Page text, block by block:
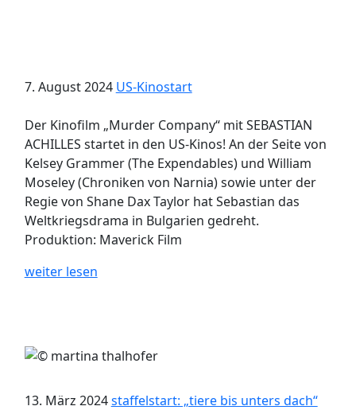
7. August 2024 US-Kinostart
Der Kinofilm „Murder Company“ mit SEBASTIAN
ACHILLES startet in den US-Kinos! An der Seite von
Kelsey Grammer (The Expendables) und William
Moseley (Chroniken von Narnia) sowie unter der
Regie von Shane Dax Taylor hat Sebastian das
Weltkriegsdrama in Bulgarien gedreht.
Produktion: Maverick Film
weiter lesen
13. März 2024staffelstart: „tiere bis unters dach“